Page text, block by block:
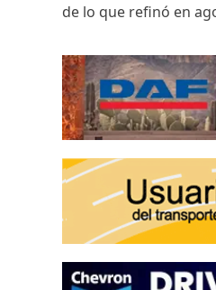
de lo que refinó en